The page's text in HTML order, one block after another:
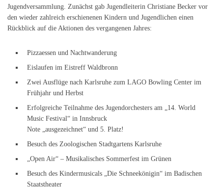
Jugendversammlung. Zunächst gab Jugendleiterin Christiane Becker vor
den wieder zahlreich erschienenen Kindern und Jugendlichen einen
Rückblick auf die Aktionen des vergangenen Jahres:
Pizzaessen und Nachtwanderung
Eislaufen im Eistreff Waldbronn
Zwei Ausflüge nach Karlsruhe zum LAGO Bowling Center im
Frühjahr und Herbst
Erfolgreiche Teilnahme des Jugendorchesters am „14. World
Music Festival“ in Innsbruck
Note „ausgezeichnet“ und 5. Platz!
Besuch des Zoologischen Stadtgartens Karlsruhe
„Open Air“ – Musikalisches Sommerfest im Grünen
Besuch des Kindermusicals „Die Schneekönigin“ im Badischen
Staatstheater